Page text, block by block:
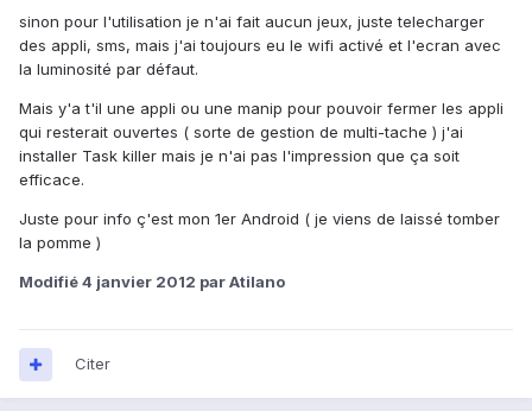
sinon pour l'utilisation je n'ai fait aucun jeux, juste telecharger
des appli, sms, mais j'ai toujours eu le wifi activé et l'ecran avec
la luminosité par défaut.
Mais y'a t'il une appli ou une manip pour pouvoir fermer les appli
qui resterait ouvertes ( sorte de gestion de multi-tache ) j'ai
installer Task killer mais je n'ai pas l'impression que ça soit
efficace.
Juste pour info ç'est mon 1er Android ( je viens de laissé tomber
la pomme )
Modifié4 janvier 2012 par Atilano
Citer